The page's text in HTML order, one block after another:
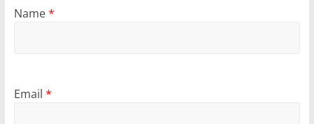
Name*
Email *